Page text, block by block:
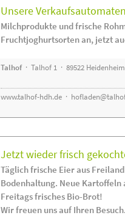
Unsere
Milchprodukte und frische
Fruchtjoghurtsorten an, jetzt
Talhof· Talhof 1 · 89522
www.talhof-hdh.de ·
Jetzt wieder frisch
Täglich frische Eier aus
Bodenhaltung. Neue Kartoffeln
Freitags frisches Bio-Brot!
Wir freuen uns auf Ihren Besuch.